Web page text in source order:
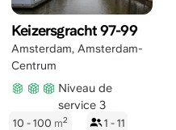
Keizersgracht 97-99
Amsterdam, Amsterdam-
Centrum
Niveau de
service 3
10 - 100 m2 1 - 11